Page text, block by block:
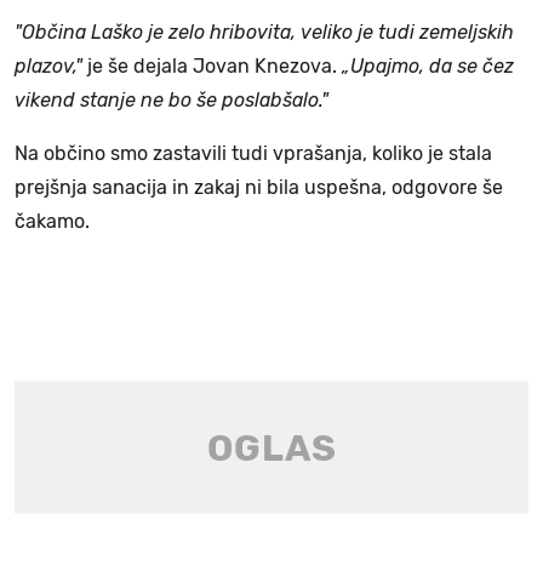
"Občina Laško je zelo hribovita, veliko je tudi zemeljskih
plazov,"je še dejala Jovan Knezova. „Upajmo, da se čez
vikend stanje ne bo še poslabšalo."
Na občino smo zastavili tudi vprašanja, koliko je stala
prejšnja sanacija in zakaj ni bila uspešna, odgovore še
čakamo.